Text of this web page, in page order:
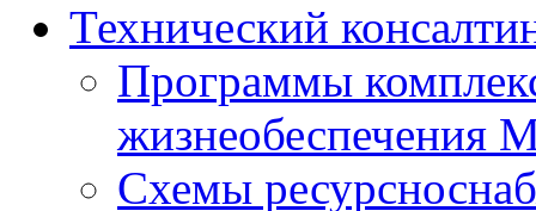
Технический
Программы
жизнеобеспечения
Схемы